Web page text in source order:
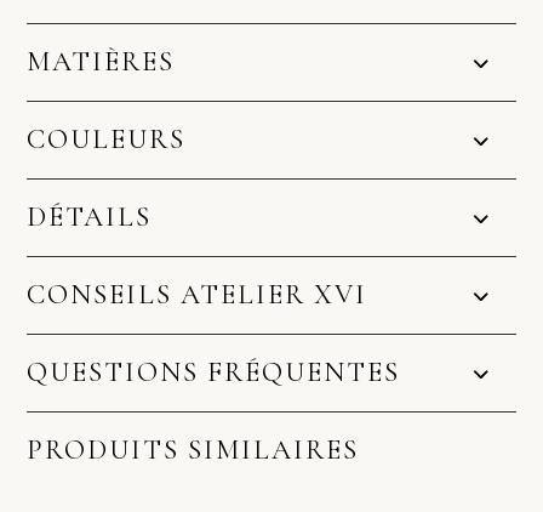
MATIÈRES
COULEURS
DÉTAILS
CONSEILS ATELIER XVI
QUESTIONS FRÉQUENTES
PRODUITS SIMILAIRES